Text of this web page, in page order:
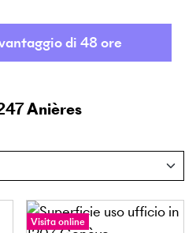
di 48 ore
Anières
Visita online